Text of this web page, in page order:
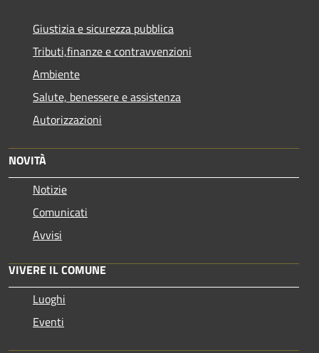
Giustizia e sicurezza pubblica
Tributi,finanze e contravvenzioni
Ambiente
Salute, benessere e assistenza
Autorizzazioni
NOVITÀ
Notizie
Comunicati
Avvisi
VIVERE IL COMUNE
Luoghi
Eventi